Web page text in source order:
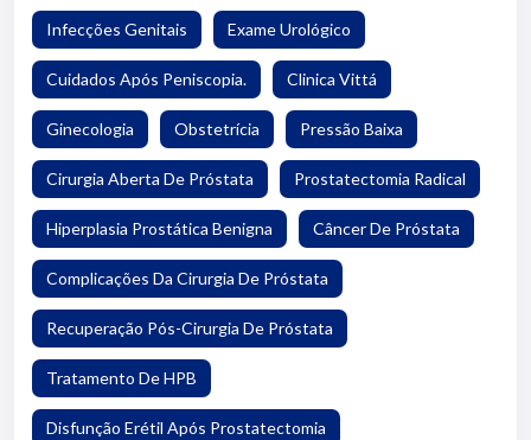
Infecções Genitais Exame Urológico
Cuidados Após Peniscopia. Clinica Vittá
Ginecologia Obstetrícia Pressão Baixa
Cirurgia Aberta De Próstata Prostatectomia Radical
Hiperplasia Prostática Benigna Câncer De Próstata
Complicações Da Cirurgia De Próstata
Recuperação Pós-Cirurgia De Próstata
Tratamento De HPB
Disfunção Erétil Após Prostatectomia